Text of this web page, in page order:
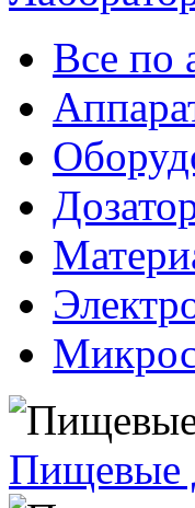
Все по
Пищевые